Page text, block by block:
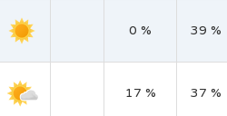
0 % 39 %
17 % 37 %